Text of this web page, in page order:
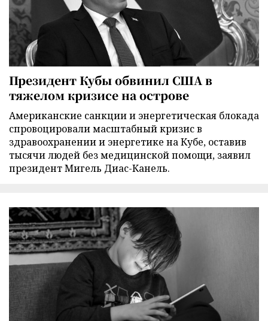
Президент Кубы обвинил США в
тяжелом кризисе на острове
Американские санкции и энергетическая блокада
спровоцировали масштабный кризис в
здравоохранении и энергетике на Кубе, оставив
тысячи людей без медицинской помощи, заявил
президент Мигель Диас-Канель.